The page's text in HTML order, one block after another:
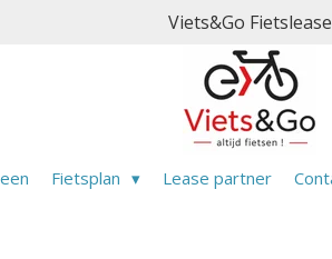
Viets&Go Fietslease
Fietsplan Lease partner